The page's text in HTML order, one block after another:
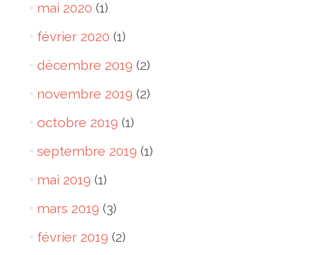
mai 2020 (1)
février 2020 (1)
décembre 2019 (2)
novembre 2019 (2)
octobre 2019 (1)
septembre 2019 (1)
mai 2019 (1)
mars 2019 (3)
février 2019 (2)